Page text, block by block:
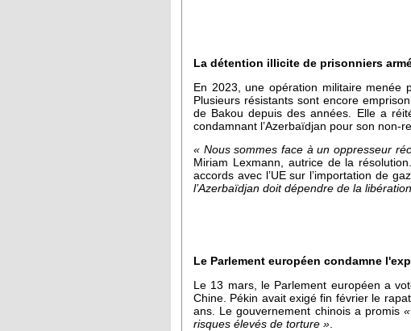
La détention illicite de prisonniers
En 2023, une opération militaire menée
Plusieurs résistants sont encore
de Bakou depuis des années. Elle a
condamnant l’Azerbaïdjan pour son non-
« Nous sommes face à un oppresseur
Miriam Lexmann, autrice de la
accords avec l’UE sur l’importation de
l’Azerbaïdjan doit dépendre de la
Le Parlement européen condamne
Le 13 mars, le Parlement européen a
Chine. Pékin avait exigé fin février le
ans. Le gouvernement chinois a promis
risques élevés de torture »